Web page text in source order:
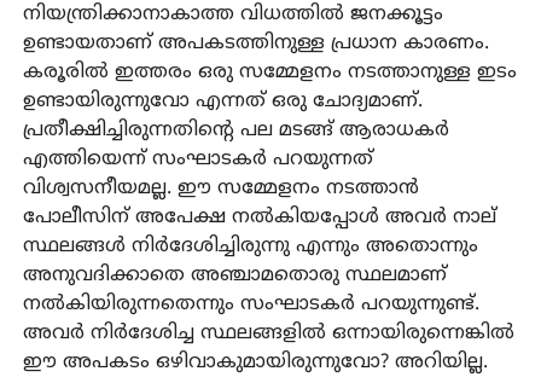
നിയന്ത്രിക്കാനാകാത്ത വിധത്തില്‍ ജനക്കൂട്ടം
ഉണ്ടായതാണ് അപകടത്തിനുള്ള പ്രധാന കാരണം.
കരൂരില്‍ ഇത്തരം ഒരു സമ്മേളനം നടത്താനുള്ള ഇടം
ഉണ്ടായിരുന്നുവോ എന്നത് ഒരു ചോദ്യമാണ്.
പ്രതീക്ഷിച്ചിരുന്നതിന്റെ പല മടങ്ങ് ആരാധകര്‍
എത്തിയെന്ന് സംഘാടകര്‍ പറയുന്നത്
വിശ്വസനീയമല്ല. ഈ സമ്മേളനം നടത്താന്‍
പോലീസിന് അപേക്ഷ നല്‍കിയപ്പോള്‍ അവര്‍ നാല്
സ്ഥലങ്ങള്‍ നിര്‍ദേശിച്ചിരുന്നു എന്നും അതൊന്നും
അനുവദിക്കാതെ അഞ്ചാമതൊരു സ്ഥലമാണ്
നല്‍കിയിരുന്നതെന്നും സംഘാടകര്‍ പറയുന്നുണ്ട്.
അവര്‍ നിര്‍ദേശിച്ച സ്ഥലങ്ങളില്‍ ഒന്നായിരുന്നെങ്കില്‍
ഈ അപകടം ഒഴിവാകുമായിരുന്നുവോ? അറിയില്ല.